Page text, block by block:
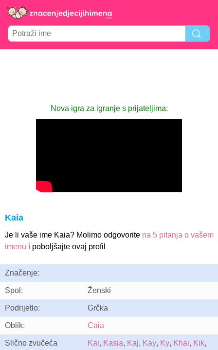
Nova igra za igranje s prijateljima:
Kaia
Je li vaše ime Kaia? Molimo odgovorite na 5 pitanja o vašem
imenu i poboljšajte ovaj profil
Značenje:
Spol: Ženski
Podrijetlo: Grčka
Oblik: Caia
Slično zvučeća
Kai, Kasia, Kaj, Kay, Ky, Khai, Kik,